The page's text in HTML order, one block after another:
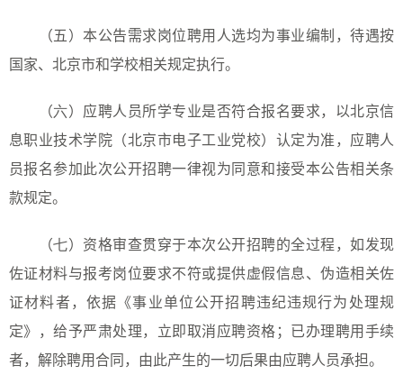
（五）本公告需求岗位聘用人选均为事业编制，待遇按
国家、北京市和学校相关规定执行。
（六）应聘人员所学专业是否符合报名要求，以北京信
息职业技术学院（北京市电子工业党校）认定为准，应聘人
员报名参加此次公开招聘一律视为同意和接受本公告相关条
款规定。
（七）资格审查贯穿于本次公开招聘的全过程，如发现
佐证材料与报考岗位要求不符或提供虚假信息、伪造相关佐
证材料者，依据《事业单位公开招聘违纪违规行为处理规
定》，给予严肃处理，立即取消应聘资格；已办理聘用手续
者，解除聘用合同，由此产生的一切后果由应聘人员承担。